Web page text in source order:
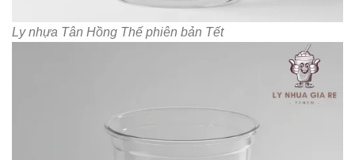
Ly nhựa Tân Hồng Thế phiên bản Tết